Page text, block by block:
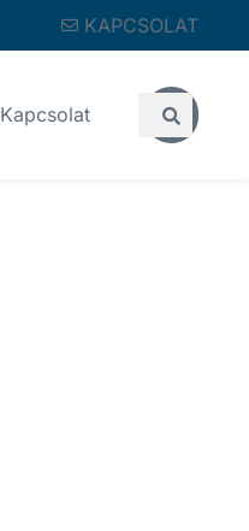
KAPCSOLAT
Kapcsolat